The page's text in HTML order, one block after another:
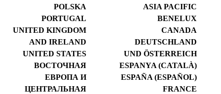
ASIA PACIFIC
BENELUX
CANADA
DEUTSCHLAND
UND ÖSTERREICH
ESPANYA (CATALÀ)
ESPAÑA (ESPAÑOL)
FRANCE
POLSKA
PORTUGAL
UNITED KINGDOM
AND IRELAND
UNITED STATES
ВОСТОЧНАЯ
ЕВРОПА И
ЦЕНТРАЛЬНАЯ